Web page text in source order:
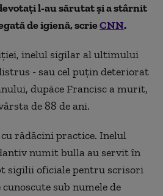
l-au sărutat și a stârnit
de igienă, scrieCNN.
inelul sigilar al ultimului
- sau cel puțin deteriorat
dupăce Francisc a murit,
de 88 de ani.
rădăcini practice. Inelul
numit bulla au servit în
sigilii oficiale pentru scrisori
sub numele de